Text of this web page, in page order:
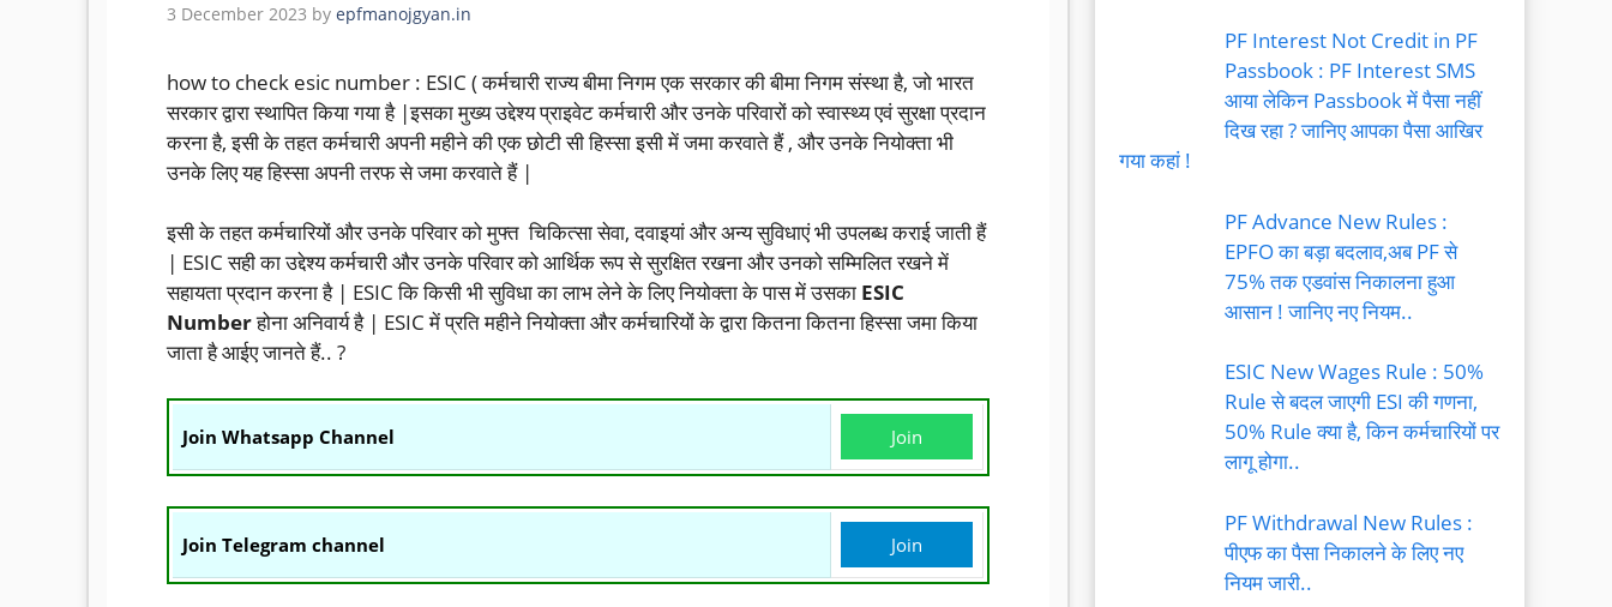
3 December 2023 by epfmanojgyan.in
how to check esic number : ESIC ( कर्मचारी राज्य बीमा निगम एक सरकार की बीमा निगम संस्था है, जो भारत
सरकार द्वारा स्थापित किया गया है |इसका मुख्य उद्देश्य प्राइवेट कर्मचारी और उनके परिवारों को स्वास्थ्य एवं सुरक्षा प्रदान
करना है, इसी के तहत कर्मचारी अपनी महीने की एक छोटी सी हिस्सा इसी में जमा करवाते हैं , और उनके नियोक्ता भी
उनके लिए यह हिस्सा अपनी तरफ से जमा करवाते हैं |
इसी के तहत कर्मचारियों और उनके परिवार को मुफ्त चिकित्सा सेवा, दवाइयां और अन्य सुविधाएं भी उपलब्ध कराई जाती हैं
| ESIC सही का उद्देश्य कर्मचारी और उनके परिवार को आर्थिक रूप से सुरक्षित रखना और उनको सम्मिलित रखने में
सहायता प्रदान करना है | ESIC कि किसी भी सुविधा का लाभ लेने के लिए नियोक्ता के पास में उसका ESIC
Numberहोना अनिवार्य है | ESIC में प्रति महीने नियोक्ता और कर्मचारियों के द्वारा कितना कितना हिस्सा जमा किया
जाता है आईए जानते हैं.. ?
Join Whatsapp Channel Join
Join Telegram channel Join
PF Interest Not Credit in PF
Passbook : PF Interest SMS
आया लेकिन Passbook में पैसा नहीं
दिख रहा ? जानिए आपका पैसा आखिर
गया कहां !
PF Advance New Rules :
EPFO का बड़ा बदलाव,अब PF से
75% तक एडवांस निकालना हुआ
आसान ! जानिए नए नियम..
ESIC New Wages Rule : 50%
Rule से बदल जाएगी ESI की गणना,
50% Rule क्या है, किन कर्मचारियों पर
लागू होगा..
PF Withdrawal New Rules :
पीएफ का पैसा निकालने के लिए नए
नियम जारी..